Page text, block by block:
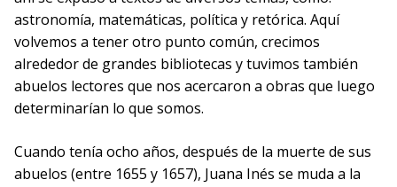
astronomía, matemáticas, política y retórica. Aquí
volvemos a tener otro punto común, crecimos
alrededor de grandes bibliotecas y tuvimos también
abuelos lectores que nos acercaron a obras que luego
determinarían lo que somos.
Cuando tenía ocho años, después de la muerte de sus
abuelos (entre 1655 y 1657), Juana Inés se muda a la